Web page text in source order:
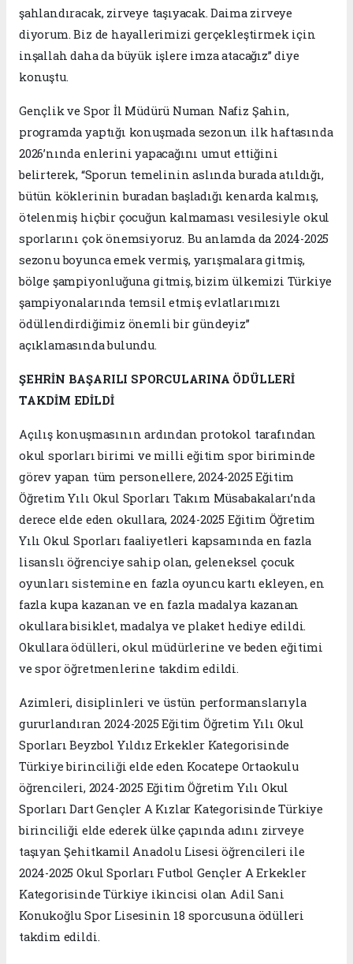
şahlandıracak, zirveye taşıyacak. Daima zirveye
diyorum. Biz de hayallerimizi gerçekleştirmek için
inşallah daha da büyük işlere imza atacağız” diye
konuştu.
Gençlik ve Spor İl Müdürü Numan Nafiz Şahin,
programda yaptığı konuşmada sezonun ilk haftasında
2026’nında enlerini yapacağını umut ettiğini
belirterek, “Sporun temelinin aslında burada atıldığı,
bütün köklerinin buradan başladığı kenarda kalmış,
ötelenmiş hiçbir çocuğun kalmaması vesilesiyle okul
sporlarını çok önemsiyoruz. Bu anlamda da 2024-2025
sezonu boyunca emek vermiş, yarışmalara gitmiş,
bölge şampiyonluğuna gitmiş, bizim ülkemizi Türkiye
şampiyonalarında temsil etmiş evlatlarımızı
ödüllendirdiğimiz önemli bir gündeyiz”
açıklamasında bulundu.
ŞEHRİN BAŞARILI SPORCULARINA ÖDÜLLERİ
TAKDİM EDİLDİ
Açılış konuşmasının ardından protokol tarafından
okul sporları birimi ve milli eğitim spor biriminde
görev yapan tüm personellere, 2024-2025 Eğitim
Öğretim Yılı Okul Sporları Takım Müsabakaları’nda
derece elde eden okullara, 2024-2025 Eğitim Öğretim
Yılı Okul Sporları faaliyetleri kapsamında en fazla
lisanslı öğrenciye sahip olan, geleneksel çocuk
oyunları sistemine en fazla oyuncu kartı ekleyen, en
fazla kupa kazanan ve en fazla madalya kazanan
okullara bisiklet, madalya ve plaket hediye edildi.
Okullara ödülleri, okul müdürlerine ve beden eğitimi
ve spor öğretmenlerine takdim edildi.
Azimleri, disiplinleri ve üstün performanslarıyla
gururlandıran 2024-2025 Eğitim Öğretim Yılı Okul
Sporları Beyzbol Yıldız Erkekler Kategorisinde
Türkiye birinciliği elde eden Kocatepe Ortaokulu
öğrencileri, 2024-2025 Eğitim Öğretim Yılı Okul
Sporları Dart Gençler A Kızlar Kategorisinde Türkiye
birinciliği elde ederek ülke çapında adını zirveye
taşıyan Şehitkamil Anadolu Lisesi öğrencileri ile
2024-2025 Okul Sporları Futbol Gençler A Erkekler
Kategorisinde Türkiye ikincisi olan Adil Sani
Konukoğlu Spor Lisesinin 18 sporcusuna ödülleri
takdim edildi.